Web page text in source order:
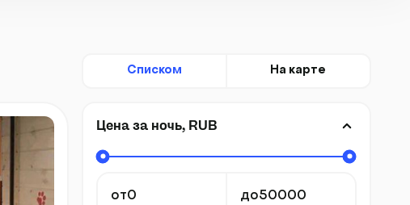
Списком На карте
Цена за ночь, RUB
от до